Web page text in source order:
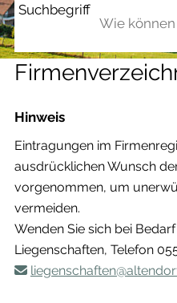
Suchbegriff
Hinweis
Eintragungen im
ausdrücklichen Wunsch
vorgenommen, um
vermeiden.
Wenden Sie sich bei
Liegenschaften, Telefon